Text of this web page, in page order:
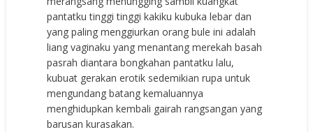
pantatku tinggi tinggi kakiku kubuka lebar dan
yang paling menggiurkan orang bule ini adalah
liang vaginaku yang menantang merekah basah
pasrah diantara bongkahan pantatku lalu,
kubuat gerakan erotik sedemikian rupa untuk
mengundang batang kemaluannya
menghidupkan kembali gairah rangsangan yang
barusan kurasakan.